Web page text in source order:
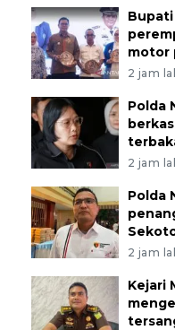
motor
2 jam
Polda
2 jam
Polda
2 jam
Kejari